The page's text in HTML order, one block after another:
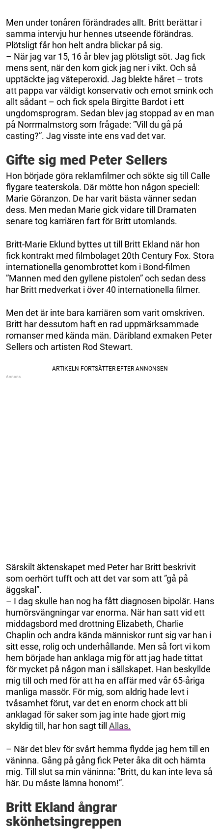
Men under tonåren förändrades allt. Britt berättar i
samma intervju hur hennes utseende förändras.
Plötsligt får hon helt andra blickar på sig.
– När jag var 15, 16 år blev jag plötsligt söt. Jag fick
mens sent, när den kom gick jag ner i vikt. Och så
upptäckte jag väteperoxid. Jag blekte håret – trots
att pappa var väldigt konservativ och emot smink och
allt sådant – och fick spela Birgitte Bardot i ett
ungdomsprogram. Sedan blev jag stoppad av en man
på Norrmalmstorg som frågade: ”Vill du gå på
casting?”. Jag visste inte ens vad det var.
Gifte sig med Peter Sellers
Hon började göra reklamfilmer och sökte sig till Calle
flygare teaterskola. Där mötte hon någon speciell:
Marie Göranzon. De har varit bästa vänner sedan
dess. Men medan Marie gick vidare till Dramaten
senare tog karriären fart för Britt utomlands.
Britt-Marie Eklund byttes ut till Britt Ekland när hon
fick kontrakt med filmbolaget 20th Century Fox. Stora
internationella genombrottet kom i Bond-filmen
”Mannen med den gyllene pistolen” och sedan dess
har Britt medverkat i över 40 internationella filmer.
Men det är inte bara karriären som varit omskriven.
Britt har dessutom haft en rad uppmärksammade
romanser med kända män. Däribland exmaken Peter
Sellers och artisten Rod Stewart.
Särskilt äktenskapet med Peter har Britt beskrivit
som oerhört tufft och att det var som att ”gå på
äggskal”.
– I dag skulle han nog ha fått diagnosen bipolär. Hans
humörsvängningar var enorma. När han satt vid ett
middagsbord med drottning Elizabeth, Charlie
Chaplin och andra kända människor runt sig var han i
sitt esse, rolig och underhållande. Men så fort vi kom
hem började han anklaga mig för att jag hade tittat
för mycket på någon man i sällskapet. Han beskyllde
mig till och med för att ha en affär med vår 65-åriga
manliga massör. För mig, som aldrig hade levt i
tvåsamhet förut, var det en enorm chock att bli
anklagad för saker som jag inte hade gjort mig
skyldig till, har hon sagt till Allas.
– När det blev för svårt hemma flydde jag hem till en
väninna. Gång på gång fick Peter åka dit och hämta
mig. Till slut sa min väninna: ”Britt, du kan inte leva så
här. Du måste lämna honom!”.
Britt Ekland ångrar
skönhetsingreppen